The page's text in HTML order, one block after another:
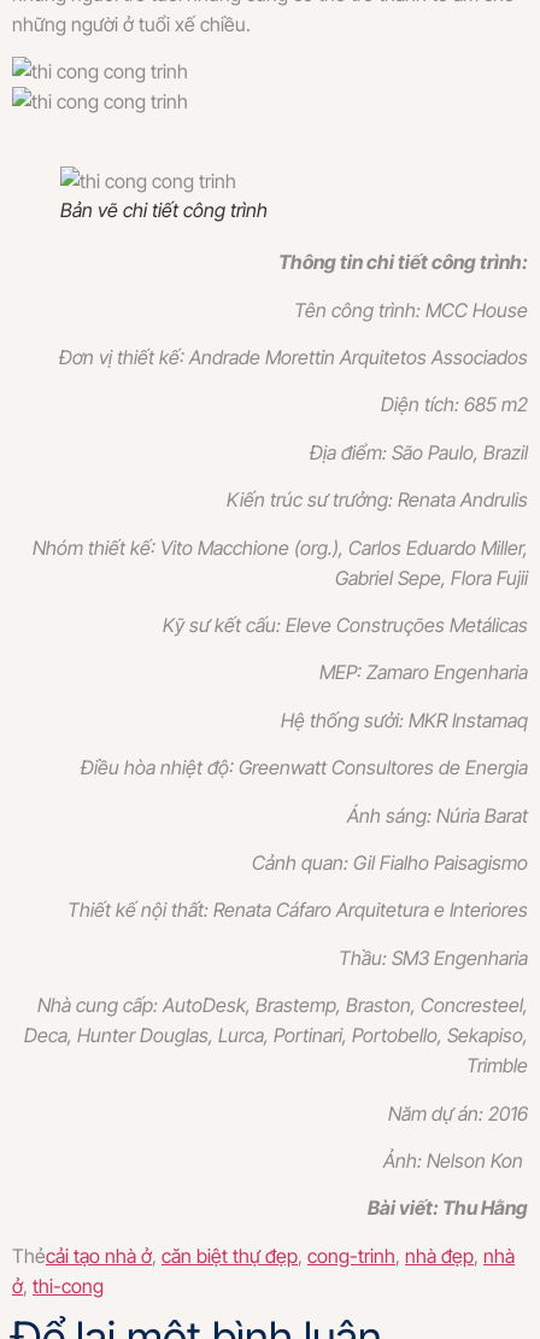
những người ở tuổi xế chiều.
Bản vẽ chi tiết công trình
Thông tin chi tiết công trình:
Tên công trình: MCC House
Đơn vị thiết kế: Andrade Morettin Arquitetos Associados
Diện tích: 685 m2
Địa điểm: São Paulo, Brazil
Kiến trúc sư trưởng: Renata Andrulis
Nhóm thiết kế: Vito Macchione (org.), Carlos Eduardo Miller,
Gabriel Sepe, Flora Fujii
Kỹ sư kết cấu: Eleve Construções Metálicas
MEP: Zamaro Engenharia
Hệ thống sưởi: MKR Instamaq
Điều hòa nhiệt độ: Greenwatt Consultores de Energia
Ánh sáng: Núria Barat
Cảnh quan: Gil Fialho Paisagismo
Thiết kế nội thất: Renata Cáfaro Arquitetura e Interiores
Thầu: SM3 Engenharia
Nhà cung cấp: AutoDesk, Brastemp, Braston, Concresteel,
Deca, Hunter Douglas, Lurca, Portinari, Portobello, Sekapiso,
Trimble
Năm dự án: 2016
Ảnh: Nelson Kon
Bài viết: Thu Hằng
Thẻcải tạo nhà ở, căn biệt thự đẹp, cong-trinh, nhà đẹp, nhà
ở, thi-cong